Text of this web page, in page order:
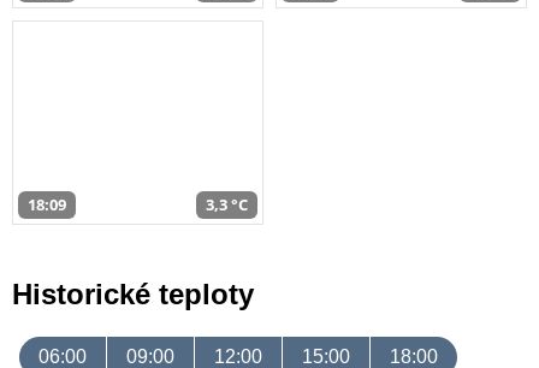
18:09 3,3 °C
Historické teploty
06:00 09:00 12:00 15:00 18:00